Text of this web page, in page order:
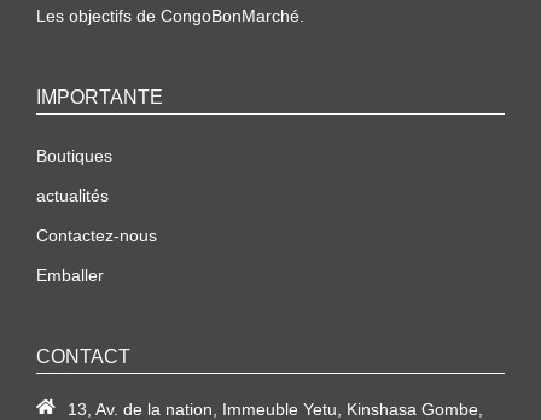
Les objectifs de CongoBonMarché.
IMPORTANTE
Boutiques
actualités
Contactez-nous
Emballer
CONTACT
13, Av. de la nation, Immeuble Yetu, Kinshasa Gombe,